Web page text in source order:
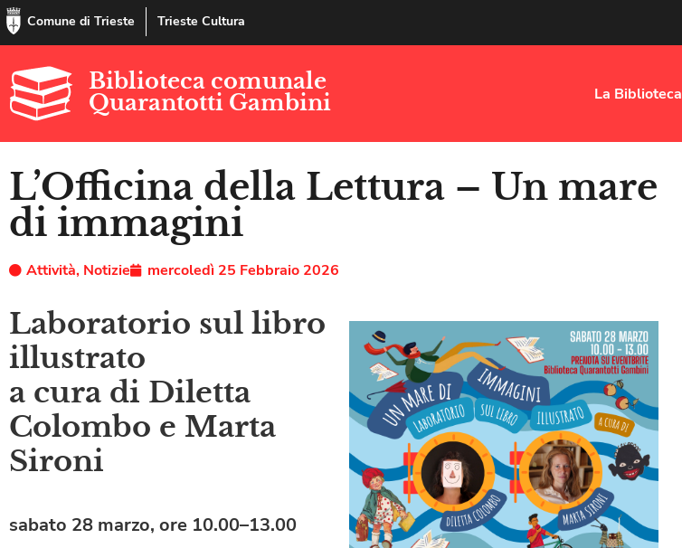
Comune di Trieste Trieste Cultura
Biblioteca comunale
Quarantotti Gambini
La Biblioteca
L’Officina della Lettura – Un mare
di immagini
Attività, Notizie mercoledì 25 Febbraio 2026
Laboratorio sul libro
illustrato
a cura di Diletta
Colombo e Marta
Sironi
sabato 28 marzo, ore 10.00–13.00